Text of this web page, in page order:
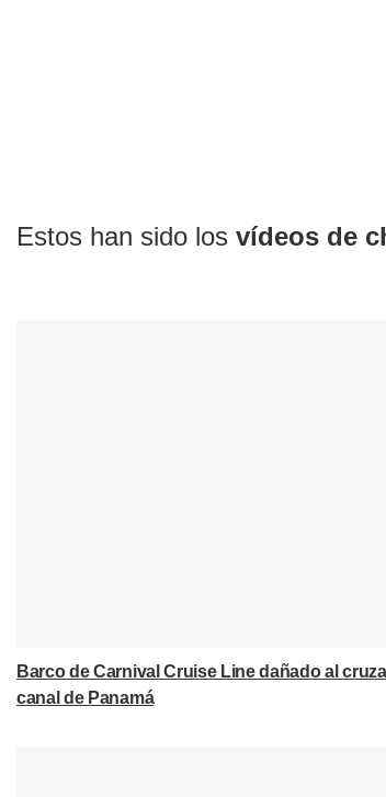
Estos han sido los vídeos de
Barco de Carnival Cruise Line dañado al
canal de Panamá